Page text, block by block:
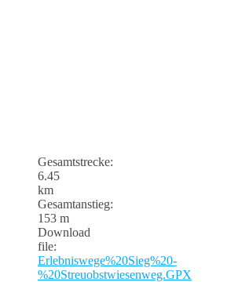
Gesamtstrecke:
6.45
km
Gesamtanstieg:
153 m
Download
file:
Erlebniswege%20Sieg%20-
%20Streuobstwiesenweg.GPX